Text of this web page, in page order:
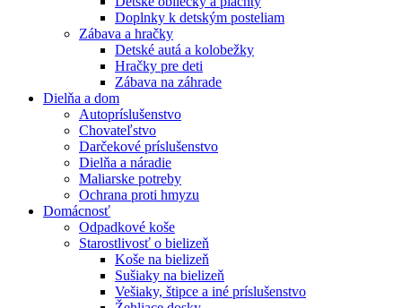
Doplnky k detským posteliam
Zábava a hračky
Detské autá a kolobežky
Hračky pre deti
Zábava na záhrade
Dielňa a dom
Autopríslušenstvo
Chovateľstvo
Darčekové príslušenstvo
Dielňa a náradie
Maliarske potreby
Ochrana proti hmyzu
Domácnosť
Odpadkové koše
Starostlivosť o bielizeň
Koše na bielizeň
Sušiaky na bielizeň
Vešiaky, štipce a iné príslušenstvo